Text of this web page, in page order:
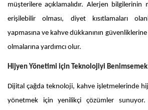
müşterilere açıklamalıdır. Alerjen
erişilebilir olması, diyet kısıtlamaları
yapmasına ve kahve dükkanının güvenliklerine
olmalarına yardımcı olur.
Hijyen Yönetimi için Teknolojiyi Benimsemek
Dijital çağda teknoloji, kahve işletmelerinde
yönetmek için yenilikçi çözümler sunuyor.